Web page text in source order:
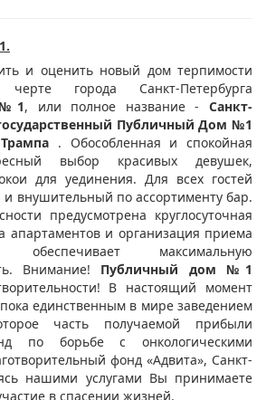
и оценить новый дом терпимости
города Санкт-Петербурга
, или полное название - Санкт-
Публичный Дом №1
. Обособленная и спокойная
выбор красивых девушек,
для уединения. Для всех гостей
и внушительный по ассортименту бар.
предусмотрена круглосуточная
апартаментов и организация приема
максимальную
Внимание! Публичный дом №1
В настоящий момент
единственным в мире заведением
часть получаемой прибыли
по борьбе с онкологическими
фонд «Адвита», Санкт-
нашими услугами Вы принимаете
в спасении жизней.